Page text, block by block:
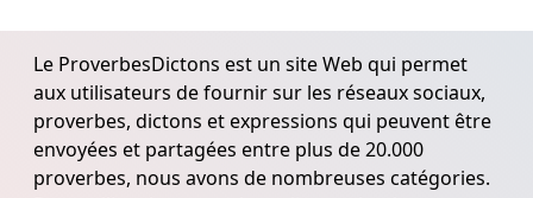
Le ProverbesDictons est un site Web qui permet
aux utilisateurs de fournir sur les réseaux sociaux,
proverbes, dictons et expressions qui peuvent être
envoyées et partagées entre plus de 20.000
proverbes, nous avons de nombreuses catégories.